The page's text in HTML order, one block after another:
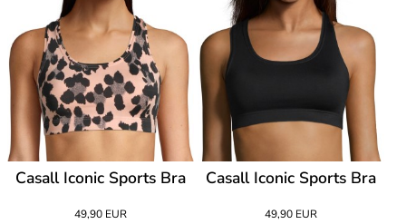
Casall Iconic Sports Bra
49,90 EUR
Casall Iconic Sports Bra
49,90 EUR